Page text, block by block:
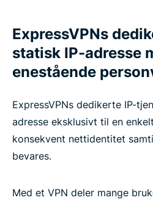
ExpressVPNs
statisk IP-adresse
enestående
ExpressVPNs dedikerte IP-
adresse eksklusivt til en
konsekvent nettidentitet
bevares.
Med et VPN deler mange